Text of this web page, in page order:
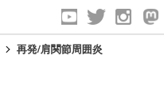
再発/肩関節周囲炎